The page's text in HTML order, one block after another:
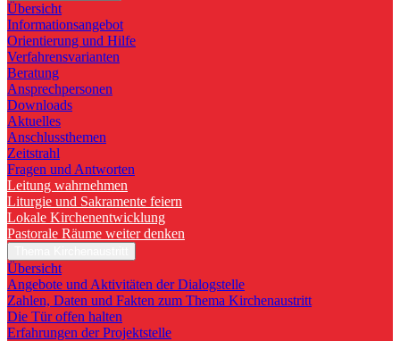
Übersicht
Informationsangebot
Orientierung und Hilfe
Verfahrensvarianten
Beratung
Ansprechpersonen
Downloads
Aktuelles
Anschlussthemen
Zeitstrahl
Fragen und Antworten
Leitung wahrnehmen
Liturgie und Sakramente feiern
Lokale Kirchenentwicklung
Pastorale Räume weiter denken
Übersicht
Angebote und Aktivitäten der Dialogstelle
Zahlen, Daten und Fakten zum Thema Kirchenaustritt
Die Tür offen halten
Erfahrungen der Projektstelle